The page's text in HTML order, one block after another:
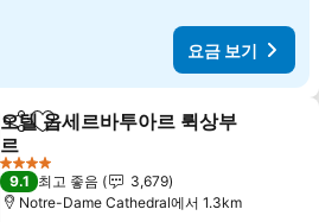
요금 보기
공유 즐겨찾기에 추가
오텔 옵세르바투아르 뤽상부
르
4 성급
9.1 최고 좋음
3,679
Notre-Dame Cathedral에서 1.3km